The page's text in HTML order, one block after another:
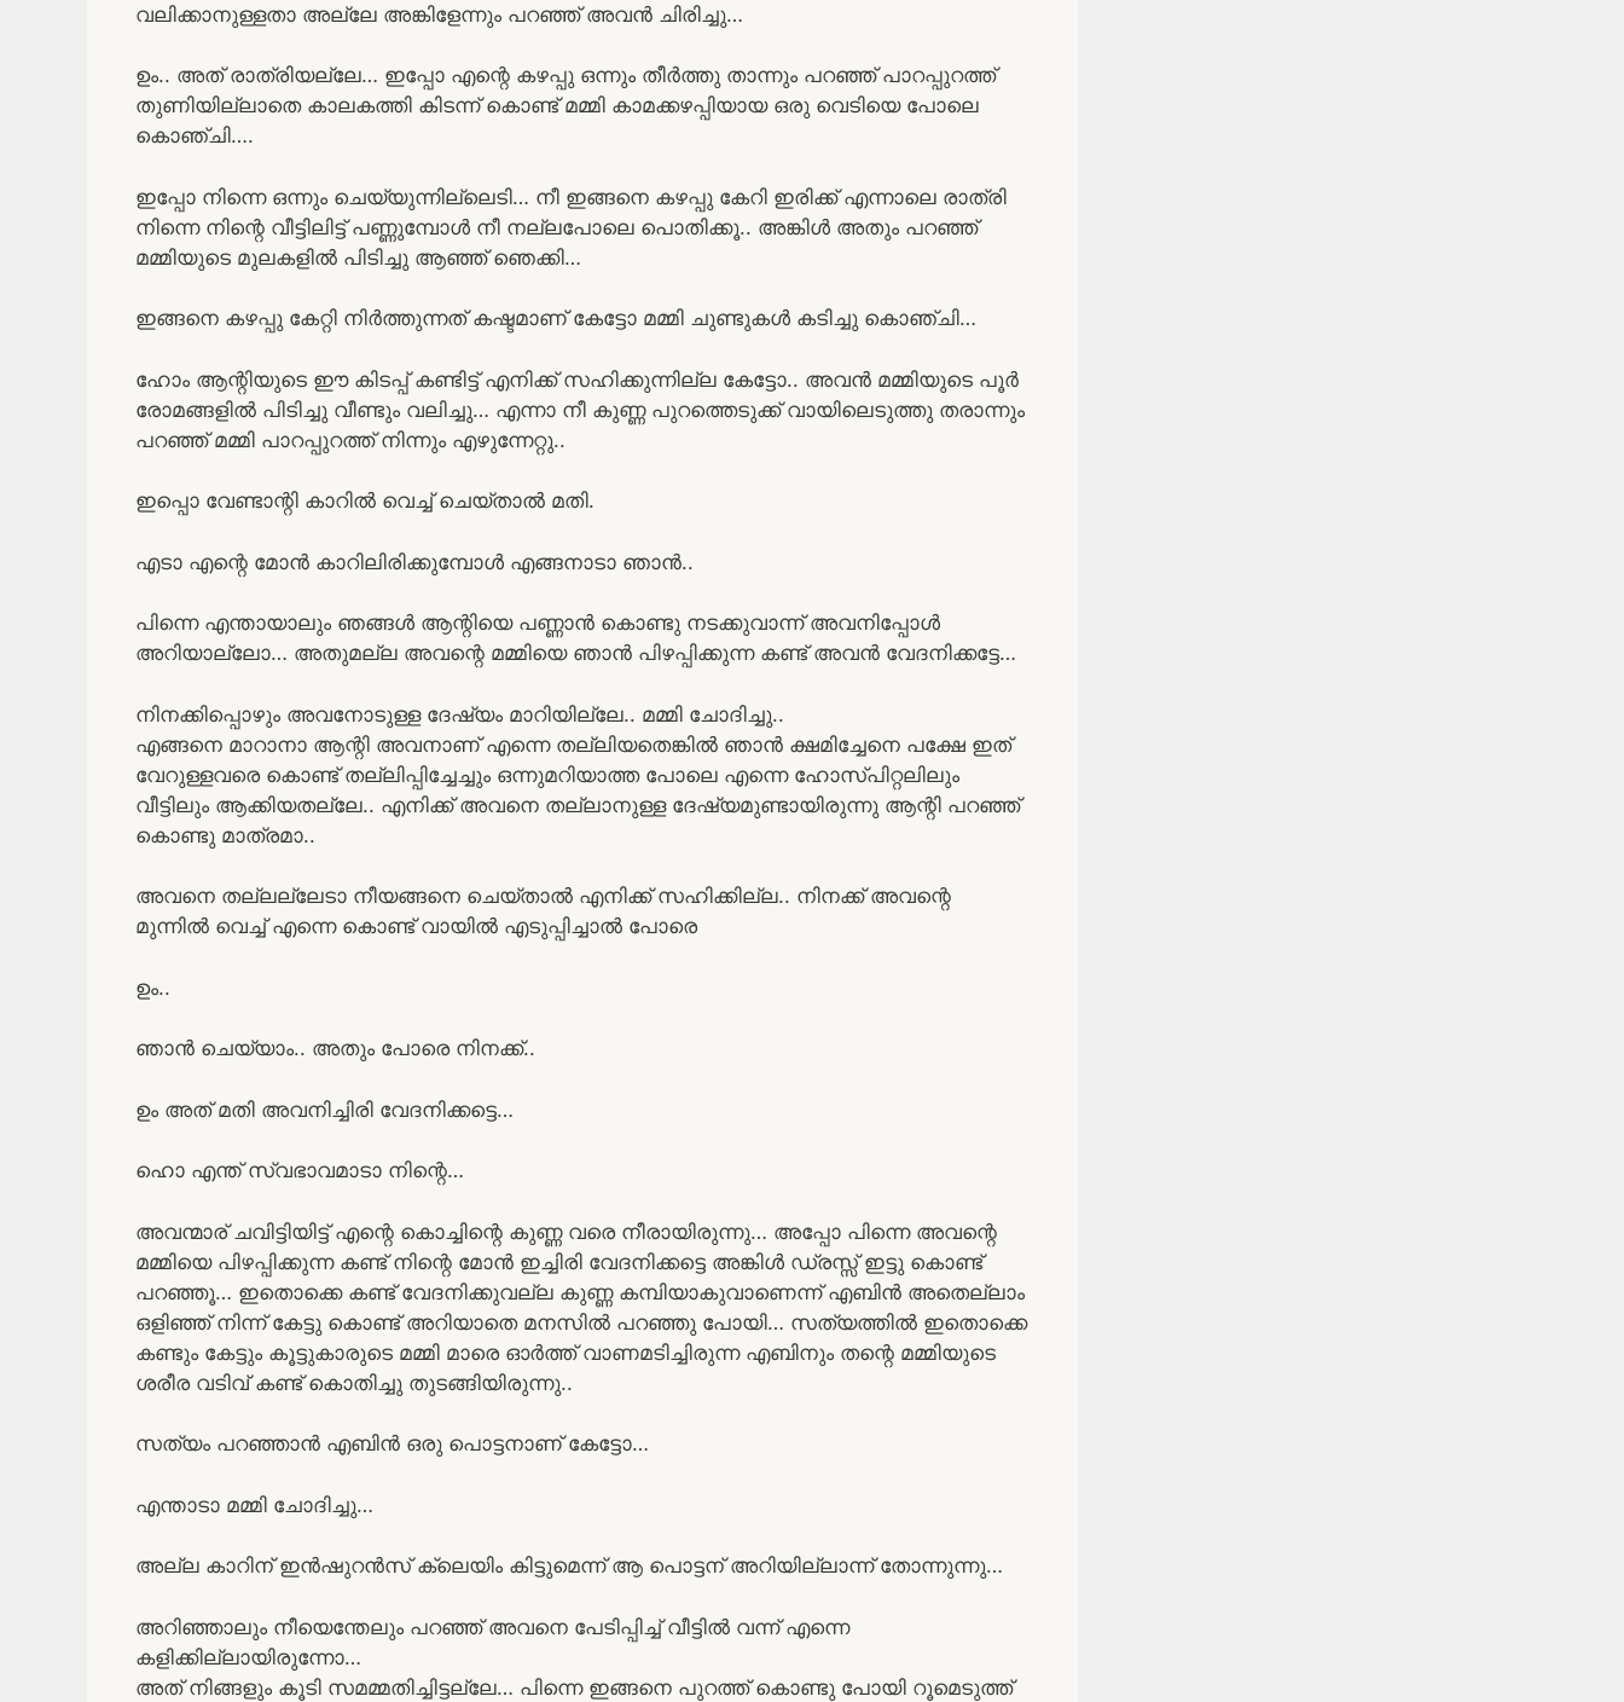
വലിക്കാനുള്ളതാ അല്ലേ അങ്കിളേന്നും പറഞ്ഞ് അവൻ ചിരിച്ചു…
ഉം.. അത് രാത്രിയല്ലേ… ഇപ്പോ എന്റെ കഴപ്പു ഒന്നും തീർത്തു താന്നും പറഞ്ഞ് പാറപ്പുറത്ത്
തുണിയില്ലാതെ കാലകത്തി കിടന്ന് കൊണ്ട് മമ്മി കാമക്കഴപ്പിയായ ഒരു വെടിയെ പോലെ
കൊഞ്ചി….
ഇപ്പോ നിന്നെ ഒന്നും ചെയ്യുന്നില്ലെടി… നീ ഇങ്ങനെ കഴപ്പു കേറി ഇരിക്ക് എന്നാലെ രാത്രി
നിന്നെ നിന്റെ വീട്ടിലിട്ട് പണ്ണുമ്പോൾ നീ നല്ലപോലെ പൊതിക്കൂ.. അങ്കിൾ അതും പറഞ്ഞ്
മമ്മിയുടെ മുലകളിൽ പിടിച്ചു ആഞ്ഞ് ഞെക്കി…
ഇങ്ങനെ കഴപ്പു കേറ്റി നിർത്തുന്നത് കഷ്ടമാണ് കേട്ടോ മമ്മി ചുണ്ടുകൾ കടിച്ചു കൊഞ്ചി…
ഹോം ആന്റിയുടെ ഈ കിടപ്പ് കണ്ടിട്ട് എനിക്ക് സഹിക്കുന്നില്ല കേട്ടോ.. അവൻ മമ്മിയുടെ പൂർ
രോമങ്ങളിൽ പിടിച്ചു വീണ്ടും വലിച്ചു… എന്നാ നീ കുണ്ണ പുറത്തെടുക്ക് വായിലെടുത്തു തരാന്നും
പറഞ്ഞ് മമ്മി പാറപ്പുറത്ത് നിന്നും എഴുന്നേറ്റു..
ഇപ്പൊ വേണ്ടാന്റി കാറിൽ വെച്ച് ചെയ്താൽ മതി.
എടാ എന്റെ മോൻ കാറിലിരിക്കുമ്പോൾ എങ്ങനാടാ ഞാൻ..
പിന്നെ എന്തായാലും ഞങ്ങൾ ആന്റിയെ പണ്ണാൻ കൊണ്ടു നടക്കുവാന്ന് അവനിപ്പോൾ
അറിയാല്ലോ… അതുമല്ല അവന്റെ മമ്മിയെ ഞാൻ പിഴപ്പിക്കുന്ന കണ്ട് അവൻ വേദനിക്കട്ടേ…
നിനക്കിപ്പൊഴും അവനോടുള്ള ദേഷ്യം മാറിയില്ലേ.. മമ്മി ചോദിച്ചു..
എങ്ങനെ മാറാനാ ആന്റി അവനാണ് എന്നെ തല്ലിയതെങ്കിൽ ഞാൻ ക്ഷമിച്ചേനെ പക്ഷേ ഇത്
വേറുള്ളവരെ കൊണ്ട് തല്ലിപ്പിച്ചേച്ചും ഒന്നുമറിയാത്ത പോലെ എന്നെ ഹോസ്പിറ്റലിലും
വീട്ടിലും ആക്കിയതല്ലേ.. എനിക്ക് അവനെ തല്ലാനുള്ള ദേഷ്യമുണ്ടായിരുന്നു ആന്റി പറഞ്ഞ്
കൊണ്ടു മാത്രമാ..
അവനെ തല്ലല്ലേടാ നീയങ്ങനെ ചെയ്താൽ എനിക്ക് സഹിക്കില്ല.. നിനക്ക് അവന്റെ
മുന്നിൽ വെച്ച് എന്നെ കൊണ്ട് വായിൽ എടുപ്പിച്ചാൽ പോരെ
ഉം..
ഞാൻ ചെയ്യാം.. അതും പോരെ നിനക്ക്..
ഉം അത് മതി അവനിച്ചിരി വേദനിക്കട്ടെ…
ഹൊ എന്ത് സ്വഭാവമാടാ നിന്റെ…
അവന്മാര് ചവിട്ടിയിട്ട് എന്റെ കൊച്ചിന്റെ കുണ്ണ വരെ നീരായിരുന്നു… അപ്പോ പിന്നെ അവന്റെ
മമ്മിയെ പിഴപ്പിക്കുന്ന കണ്ട് നിന്റെ മോൻ ഇച്ചിരി വേദനിക്കട്ടെ അങ്കിൾ ഡ്രസ്സ് ഇട്ടു കൊണ്ട്
പറഞ്ഞൂ… ഇതൊക്കെ കണ്ട് വേദനിക്കുവല്ല കുണ്ണ കമ്പിയാകുവാണെന്ന് എബിൻ അതെല്ലാം
ഒളിഞ്ഞ് നിന്ന് കേട്ടു കൊണ്ട് അറിയാതെ മനസിൽ പറഞ്ഞു പോയി… സത്യത്തിൽ ഇതൊക്കെ
കണ്ടും കേട്ടും കൂട്ടുകാരുടെ മമ്മി മാരെ ഓർത്ത് വാണമടിച്ചിരുന്ന എബിനും തന്റെ മമ്മിയുടെ
ശരീര വടിവ് കണ്ട് കൊതിച്ചു തുടങ്ങിയിരുന്നു..
സത്യം പറഞ്ഞാൻ എബിൻ ഒരു പൊട്ടനാണ് കേട്ടോ…
എന്താടാ മമ്മി ചോദിച്ചു…
അല്ല കാറിന് ഇൻഷുറൻസ് ക്ലെയിം കിട്ടുമെന്ന് ആ പൊട്ടന് അറിയില്ലാന്ന് തോന്നുന്നു…
അറിഞ്ഞാലും നീയെന്തേലും പറഞ്ഞ് അവനെ പേടിപ്പിച്ച് വീട്ടിൽ വന്ന് എന്നെ
കളിക്കില്ലായിരുന്നോ…
അത് നിങ്ങളും കൂടി സമമ്മതിച്ചിട്ടല്ലേ… പിന്നെ ഇങ്ങനെ പുറത്ത് കൊണ്ടു പോയി റൂമെടുത്ത്